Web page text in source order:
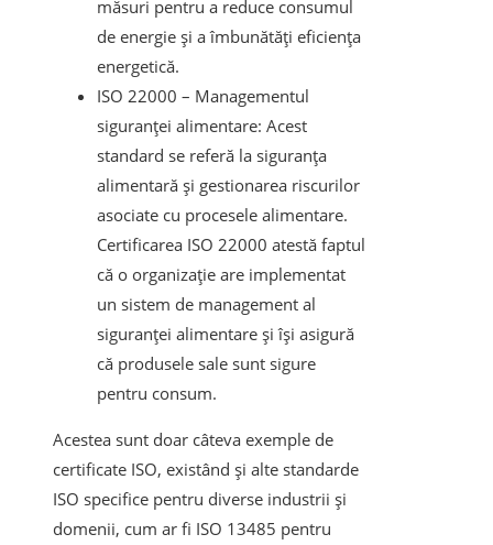
măsuri pentru a reduce consumul
de energie și a îmbunătăți eficiența
energetică.
ISO 22000 – Managementul
siguranței alimentare: Acest
standard se referă la siguranța
alimentară și gestionarea riscurilor
asociate cu procesele alimentare.
Certificarea ISO 22000 atestă faptul
că o organizație are implementat
un sistem de management al
siguranței alimentare și își asigură
că produsele sale sunt sigure
pentru consum.
Acestea sunt doar câteva exemple de
certificate ISO, existând și alte standarde
ISO specifice pentru diverse industrii și
domenii, cum ar fi ISO 13485 pentru